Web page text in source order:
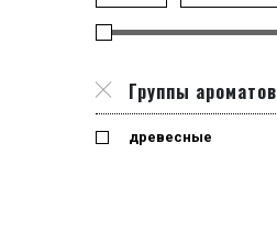
Группы ароматов
древесные